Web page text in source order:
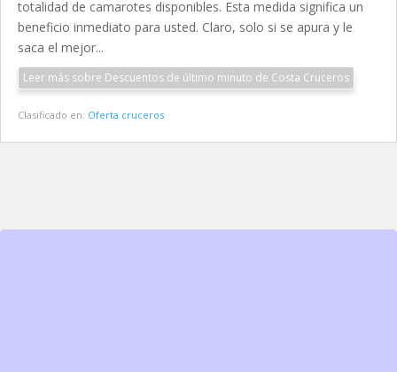
totalidad de camarotes disponibles. Esta medida significa un
beneficio inmediato para usted. Claro, solo si se apura y le
saca el mejor...
Leer más sobre Descuentos de último minuto de Costa Cruceros
Clasificado en: Oferta cruceros